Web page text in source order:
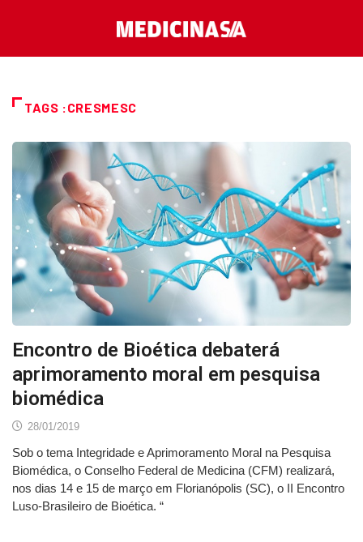
TAGS :CRESMESC
Encontro de Bioética debaterá
aprimoramento moral em pesquisa
biomédica
28/01/2019
Sob o tema Integridade e Aprimoramento Moral na Pesquisa
Biomédica, o Conselho Federal de Medicina (CFM) realizará,
nos dias 14 e 15 de março em Florianópolis (SC), o II Encontro
Luso-Brasileiro de Bioética. “